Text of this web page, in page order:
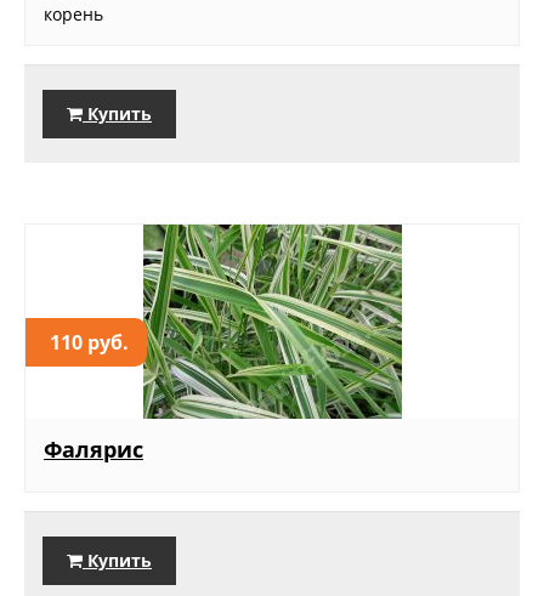
корень
Купить
110 руб.
Фалярис
Купить